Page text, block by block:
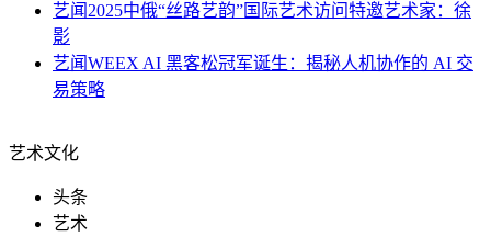
艺闻 2025中俄“丝路艺韵”国际艺术访问特邀艺术家：徐
影
艺闻WEEX AI 黑客松冠军诞生：揭秘人机协作的 AI 交
易策略
艺术文化
头条
艺术